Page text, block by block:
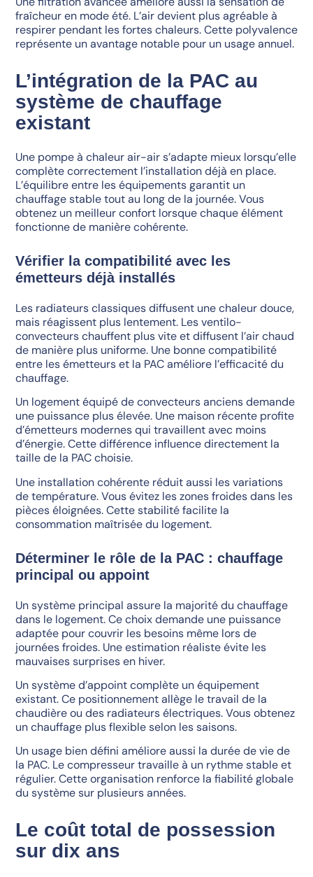
fraîcheur en mode été. L’air devient plus agréable à
respirer pendant les fortes chaleurs. Cette polyvalence
représente un avantage notable pour un usage annuel.
L’intégration de la PAC au
système de chauffage
existant
Une pompe à chaleur air-air s’adapte mieux lorsqu’elle
complète correctement l’installation déjà en place.
L’équilibre entre les équipements garantit un
chauffage stable tout au long de la journée. Vous
obtenez un meilleur confort lorsque chaque élément
fonctionne de manière cohérente.
Vérifier la compatibilité avec les
émetteurs déjà installés
Les radiateurs classiques diffusent une chaleur douce,
mais réagissent plus lentement. Les ventilo-
convecteurs chauffent plus vite et diffusent l’air chaud
de manière plus uniforme. Une bonne compatibilité
entre les émetteurs et la PAC améliore l’efficacité du
chauffage.
Un logement équipé de convecteurs anciens demande
une puissance plus élevée. Une maison récente profite
d’émetteurs modernes qui travaillent avec moins
d’énergie. Cette différence influence directement la
taille de la PAC choisie.
Une installation cohérente réduit aussi les variations
de température. Vous évitez les zones froides dans les
pièces éloignées. Cette stabilité facilite la
consommation maîtrisée du logement.
Déterminer le rôle de la PAC : chauffage
principal ou appoint
Un système principal assure la majorité du chauffage
dans le logement. Ce choix demande une puissance
adaptée pour couvrir les besoins même lors de
journées froides. Une estimation réaliste évite les
mauvaises surprises en hiver.
Un système d’appoint complète un équipement
existant. Ce positionnement allège le travail de la
chaudière ou des radiateurs électriques. Vous obtenez
un chauffage plus flexible selon les saisons.
Un usage bien défini améliore aussi la durée de vie de
la PAC. Le compresseur travaille à un rythme stable et
régulier. Cette organisation renforce la fiabilité globale
du système sur plusieurs années.
Le coût total de possession
sur dix ans